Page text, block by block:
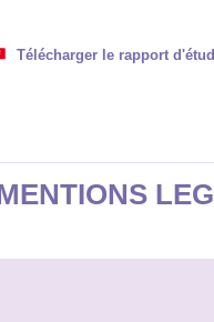
Télécharger le rapport